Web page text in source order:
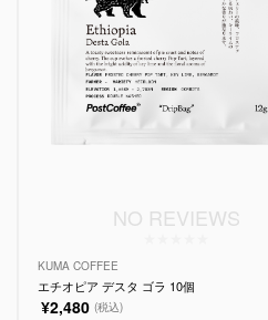
NO REVIEWS
KUMA COFFEE
エチオピア デスタ ゴラ 10個
¥2,480 (税込)